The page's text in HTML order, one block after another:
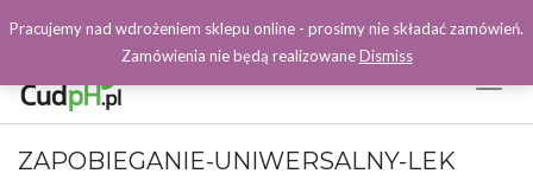
Facebook
ZAPOBIEGANIE-UNIWERSALNY-LEK
Pracujemy nad wdrożeniem sklepu online - prosimy nie składać zamówień.
Zamówienia nie będą realizowaneDismiss